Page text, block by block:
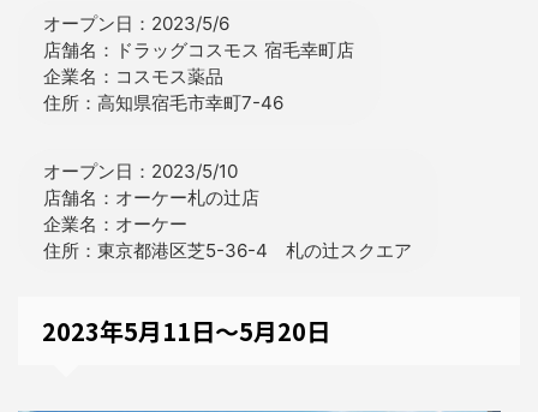
オープン日：2023/5/6
店舗名：ドラッグコスモス 宿毛幸町店
企業名：コスモス薬品
住所：高知県宿毛市幸町7-46
オープン日：2023/5/10
店舗名：オーケー札の辻店
企業名：オーケー
住所：東京都港区芝5-36-4 札の辻スクエア
2023年5月11日～5月20日